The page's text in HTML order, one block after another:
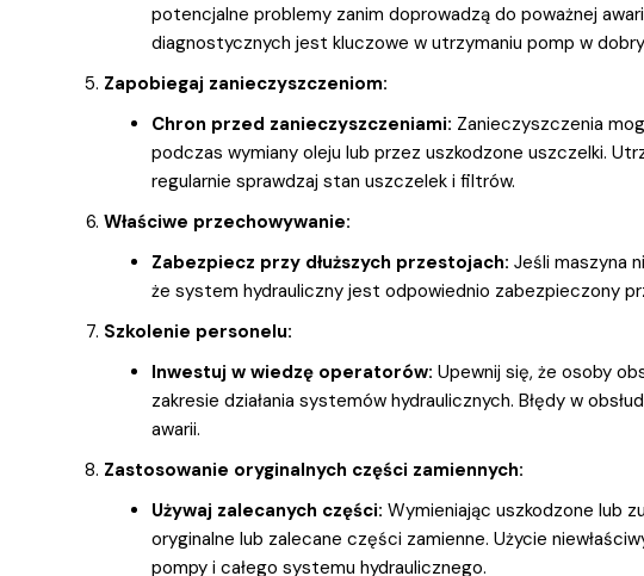
potencjalne problemy zanim doprowadzą do poważnej
diagnostycznych jest kluczowe w utrzymaniu pomp w
Zapobiegaj zanieczyszczeniom:
Chron przed zanieczyszczeniami: Zanieczyszczenia
podczas wymiany oleju lub przez uszkodzone uszczelki.
regularnie sprawdzaj stan uszczelek i filtrów.
Właściwe przechowywanie:
Zabezpiecz przy dłuższych przestojach: Jeśli maszyna
że system hydrauliczny jest odpowiednio zabezpieczony
Szkolenie personelu:
Inwestuj w wiedzę operatorów: Upewnij się, że osoby
zakresie działania systemów hydraulicznych. Błędy w
awarii.
Zastosowanie oryginalnych części zamiennych:
Używaj zalecanych części: Wymieniając uszkodzone lub
oryginalne lub zalecane części zamienne. Użycie
pompy i całego systemu hydraulicznego.